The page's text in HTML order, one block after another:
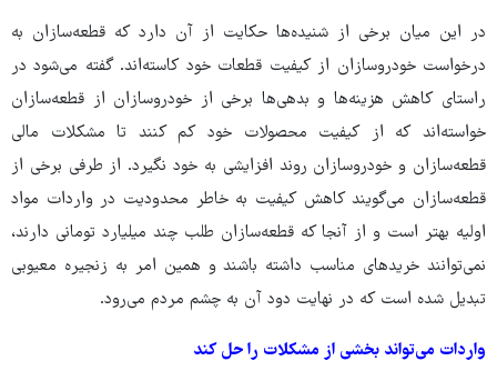
در این میان برخی از شنیده‌ها حکایت از آن دارد که قطعه‌سازان به
درخواست خودروسازان از کیفیت قطعات خود کاسته‌اند. گفته می‌شود در
راستای کاهش هزینه‌ها و بدهی‌ها برخی از خودروسازان از قطعه‌سازان
خواسته‌اند که از کیفیت محصولات خود کم کنند تا مشکلات مالی
قطعه‌سازان و خودروسازان روند افزایشی به خود نگیرد. از طرفی برخی از
قطعه‌سازان می‌گویند کاهش کیفیت به خاطر محدودیت در واردات مواد
اولیه بهتر است و از آنجا که قطعه‌سازان طلب چند میلیارد تومانی دارند،
نمی‌توانند خریدهای مناسب داشته باشند و همین امر به زنجیره معیوبی
تبدیل شده است که در نهایت دود آن به چشم مردم می‌رود.
واردات می‌تواند بخشی از مشکلات را حل کند